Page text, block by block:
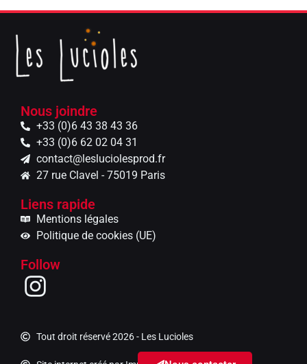
Nous joindre
+33 (0)6 43 38 43 36
+33 (0)6 62 02 04 31
contact@lesluciolesprod.fr
27 rue Clavel - 75019 Paris​
Liens rapide
Mentions légales
Politique de cookies (UE)
Follow
Tout droit réservé 2026 - Les Lucioles